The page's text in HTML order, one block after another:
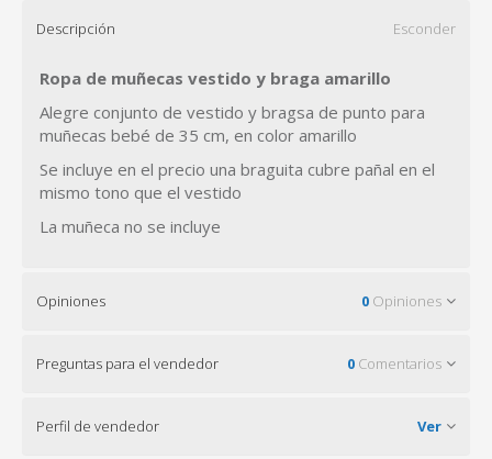
Descripción Esconder
Ropa de muñecas vestido y braga amarillo
Alegre conjunto de vestido y bragsa de punto para
muñecas bebé de 35 cm, en color amarillo
Se incluye en el precio una braguita cubre pañal en el
mismo tono que el vestido
La muñeca no se incluye
Opiniones 0 Opiniones
Preguntas para el vendedor 0 Comentarios
Perfil de vendedor Ver